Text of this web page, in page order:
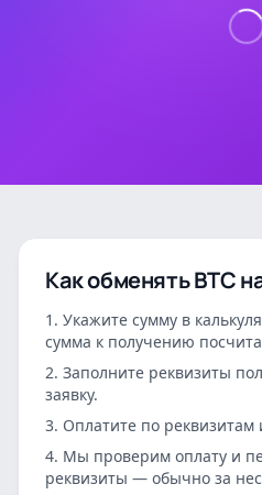
Как обменятьBTC
Укажите сумму в
сумма к получению
Заполните реквизиты
заявку.
Оплатите по
Мы проверим оплату и
реквизиты — обычно за